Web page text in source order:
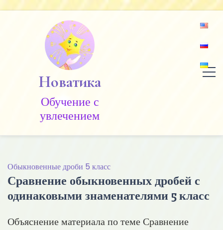
Новатика
Обучение c
увлечением
Обыкновенные дроби 5 класс
Сравнение обыкновенных дробей с
одинаковыми знаменателями 5 класс
Объяснение материала по теме Сравнение